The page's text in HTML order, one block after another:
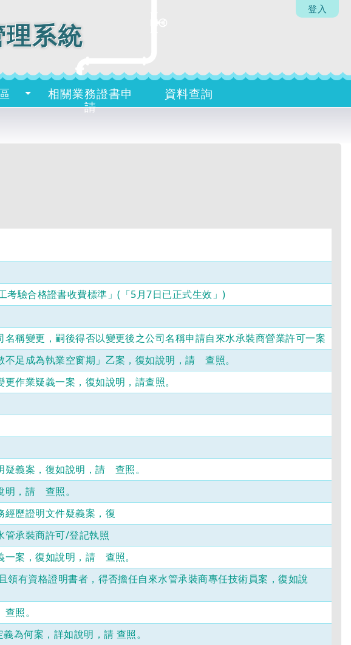
系統
登入
相關業務證書申
請
資料查詢
驗合格證書收費標準」(「5月7日已正式生效」)
稱變更，嗣後得否以變更後之公司名稱申請自來水承裝商營業許可一案
足成為執業空窗期」乙案，復如說明，請 查照。
作業疑義一案，復如說明，請查照。
義案，復如說明，請 查照。
明，請 查照。
歷證明文件疑義案，復
承裝商許可/登記執照
案，復如說明，請 查照。
有資格證明書者，得否擔任自來水管承裝商專任技術員案，復如說
照。
為何案，詳如說明，請 查照。